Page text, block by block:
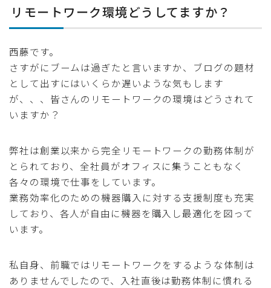
リモートワーク環境どうしてますか？
西藤です。
さすがにブームは過ぎたと言いますか、ブログの題材
として出すにはいくらか遅いような気もします
が、、、皆さんのリモートワークの環境はどうされて
いますか？
弊社は創業以来から完全リモートワークの勤務体制が
とられており、全社員がオフィスに集うこともなく
各々の環境で仕事をしています。
業務効率化のための機器購入に対する支援制度も充実
しており、各人が自由に機器を購入し最適化を図って
います。
私自身、前職ではリモートワークをするような体制は
ありませんでしたので、入社直後は勤務体制に慣れる